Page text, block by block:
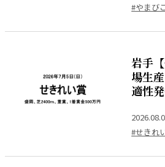
#やまび
岩手
場生
適性
#せきれ